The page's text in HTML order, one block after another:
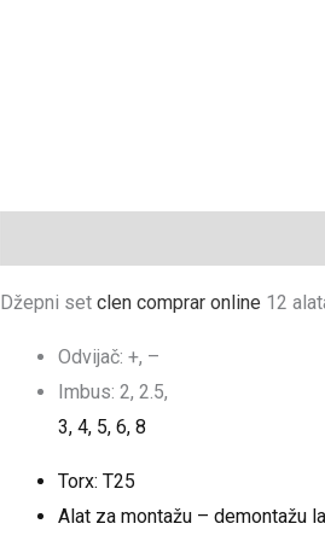
Džepni set clen comprar online 12
Odvijač: +, –
Imbus: 2, 2.5,
3, 4, 5, 6, 8
Torx: T25
Alat za montažu – demontažu